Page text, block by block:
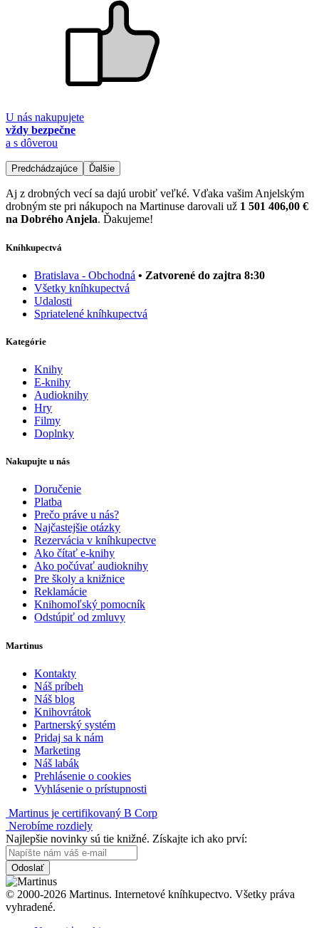
U nás nakupujete
vždy bezpečne
a s dôverou
Predchádzajúce Ďalšie
Aj z drobných vecí sa dajú urobiť veľké. Vďaka vašim Anjelským
drobným ste pri nákupoch na Martinuse darovali už 1 501 406,00 €
na Dobrého Anjela. Ďakujeme!
Kníhkupectvá
Bratislava - Obchodná • Zatvorené do zajtra 8:30
Všetky kníhkupectvá
Udalosti
Spriatelené kníhkupectvá
Kategórie
Knihy
E-knihy
Audioknihy
Hry
Filmy
Doplnky
Nakupujte u nás
Doručenie
Platba
Prečo práve u nás?
Najčastejšie otázky
Rezervácia v kníhkupectve
Ako čítať e-knihy
Ako počúvať audioknihy
Pre školy a knižnice
Reklamácie
Knihomoľský pomocník
Odstúpiť od zmluvy
Martinus
Kontakty
Náš príbeh
Náš blog
Knihovrátok
Partnerský systém
Pridaj sa k nám
Marketing
Náš labák
Prehlásenie o cookies
Vyhlásenie o prístupnosti
Martinus je certifikovaný B Corp
Nerobíme rozdiely
Najlepšie novinky sú tie knižné. Získajte ich ako prví:
Odoslať
© 2000-2026 Martinus. Internetové kníhkupectvo. Všetky práva
vyhradené.